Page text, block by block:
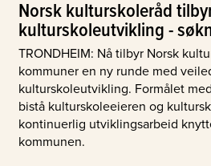
Norsk kulturskoleråd
kulturskoleutvikling -
TRONDHEIM: Nå tilbyr Norsk
kommuner en ny runde med
kulturskoleutvikling. Formålet
bistå kulturskoleeieren og
kontinuerlig utviklingsarbeid
kommunen.